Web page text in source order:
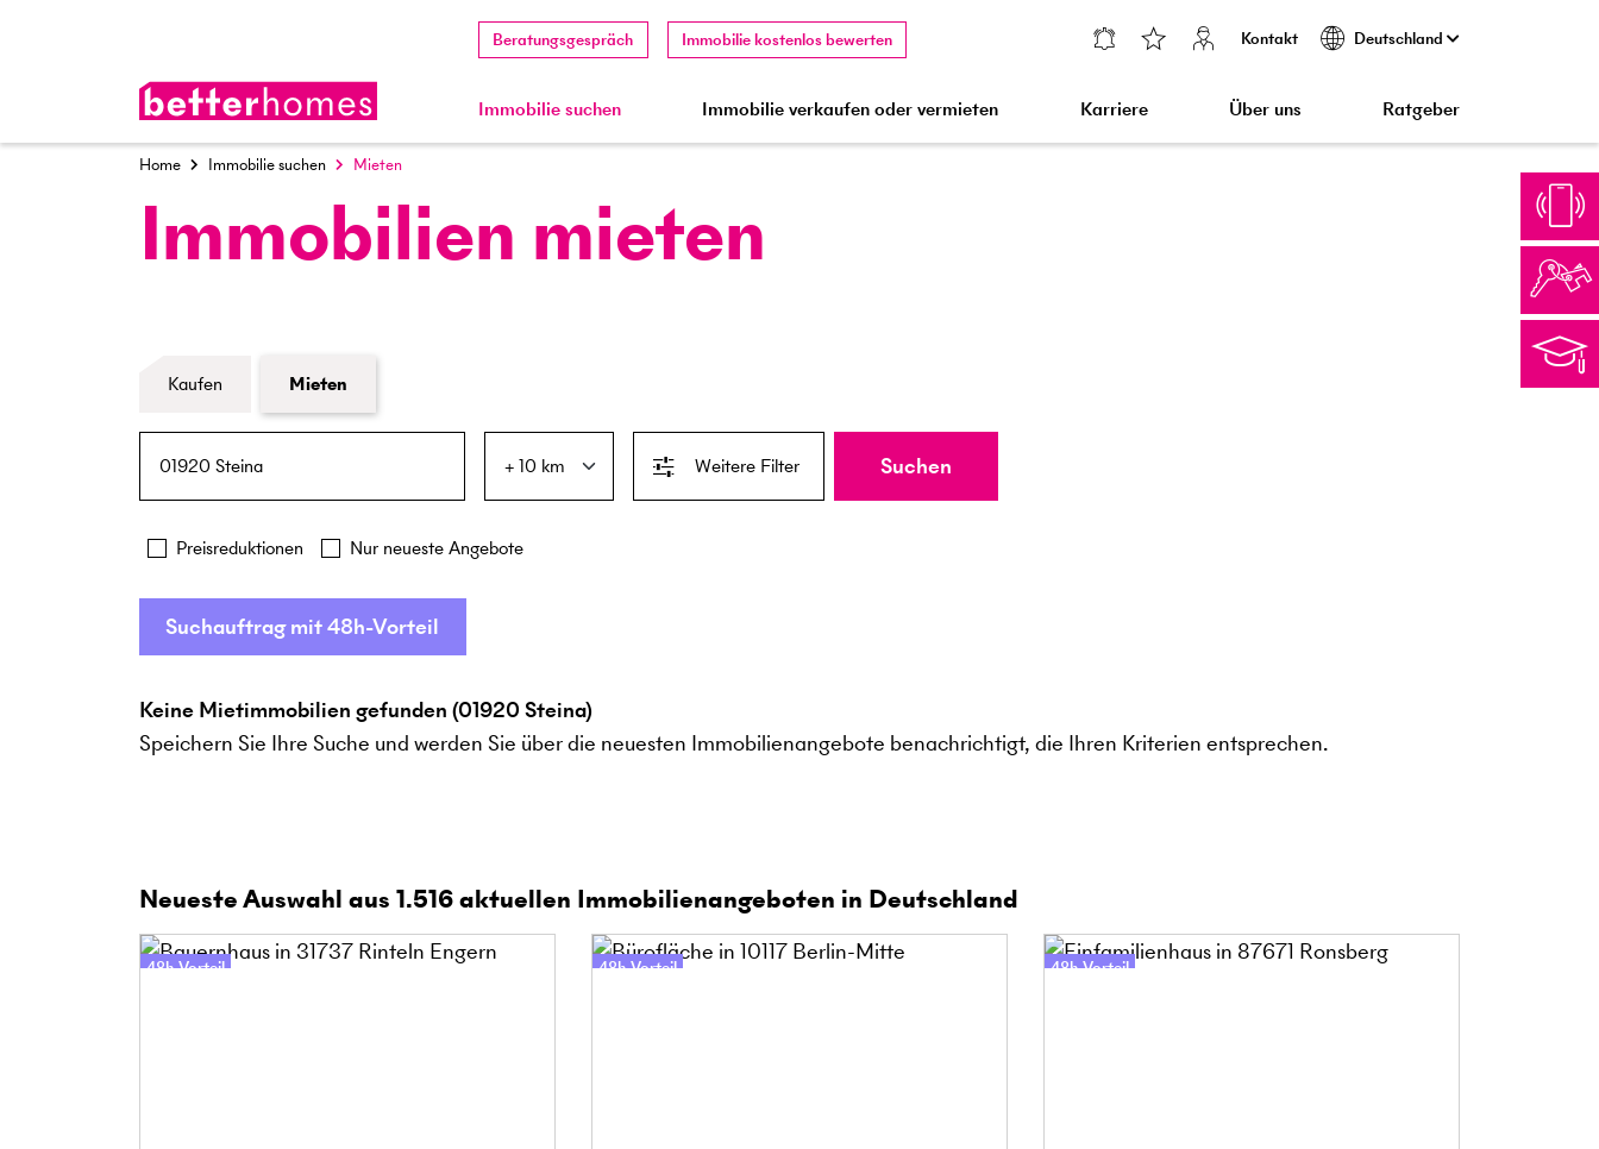
Beratungsgespräch Immobilie kostenlos bewerten Kontakt Deutschland
Immobilie suchen Immobilie verkaufen oder vermieten Karriere Über uns Ratgeber
Home Immobilie suchen Mieten
Immobilien mieten
Formular Immobiliensuche
Kaufen
Mieten
Weitere Filter
Preisreduktionen Nur neueste Angebote
Suchen
Suchauftrag mit 48h-Vorteil
Keine Mietimmobilien gefunden (01920 Steina)
Speichern Sie Ihre Suche und werden Sie über die neuesten Immobilienangebote benachrichtigt, die Ihren Kriterien entsprechen.
Neueste Auswahl aus 1.516aktuellen Immobilienangeboten in Deutschland
48h-Vorteil 48h-Vorteil 48h-Vorteil